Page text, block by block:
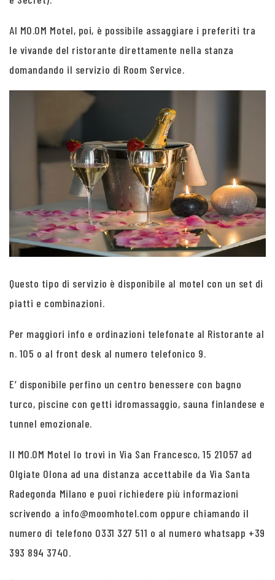
Al MO.OM Motel, poi, è possibile assaggiare i preferiti tra
le vivande del ristorante direttamente nella stanza
domandando il servizio di Room Service.
Questo tipo di servizio è disponibile al motel con un set di
piatti e combinazioni.
Per maggiori info e ordinazioni telefonate al Ristorante al
n. 105 o al front desk al numero telefonico 9.
E’ disponibile perfino un centro benessere con bagno
turco, piscine con getti idromassaggio, sauna finlandese e
tunnel emozionale.
Il MO.OM Motel lo trovi in Via San Francesco, 15 21057 ad
Olgiate Olona ad una distanza accettabile da Via Santa
Radegonda Milano e puoi richiedere più informazioni
scrivendo a info@moomhotel.com oppure chiamando il
numero di telefono 0331 327 511 o al numero whatsapp +39
393 894 3740.